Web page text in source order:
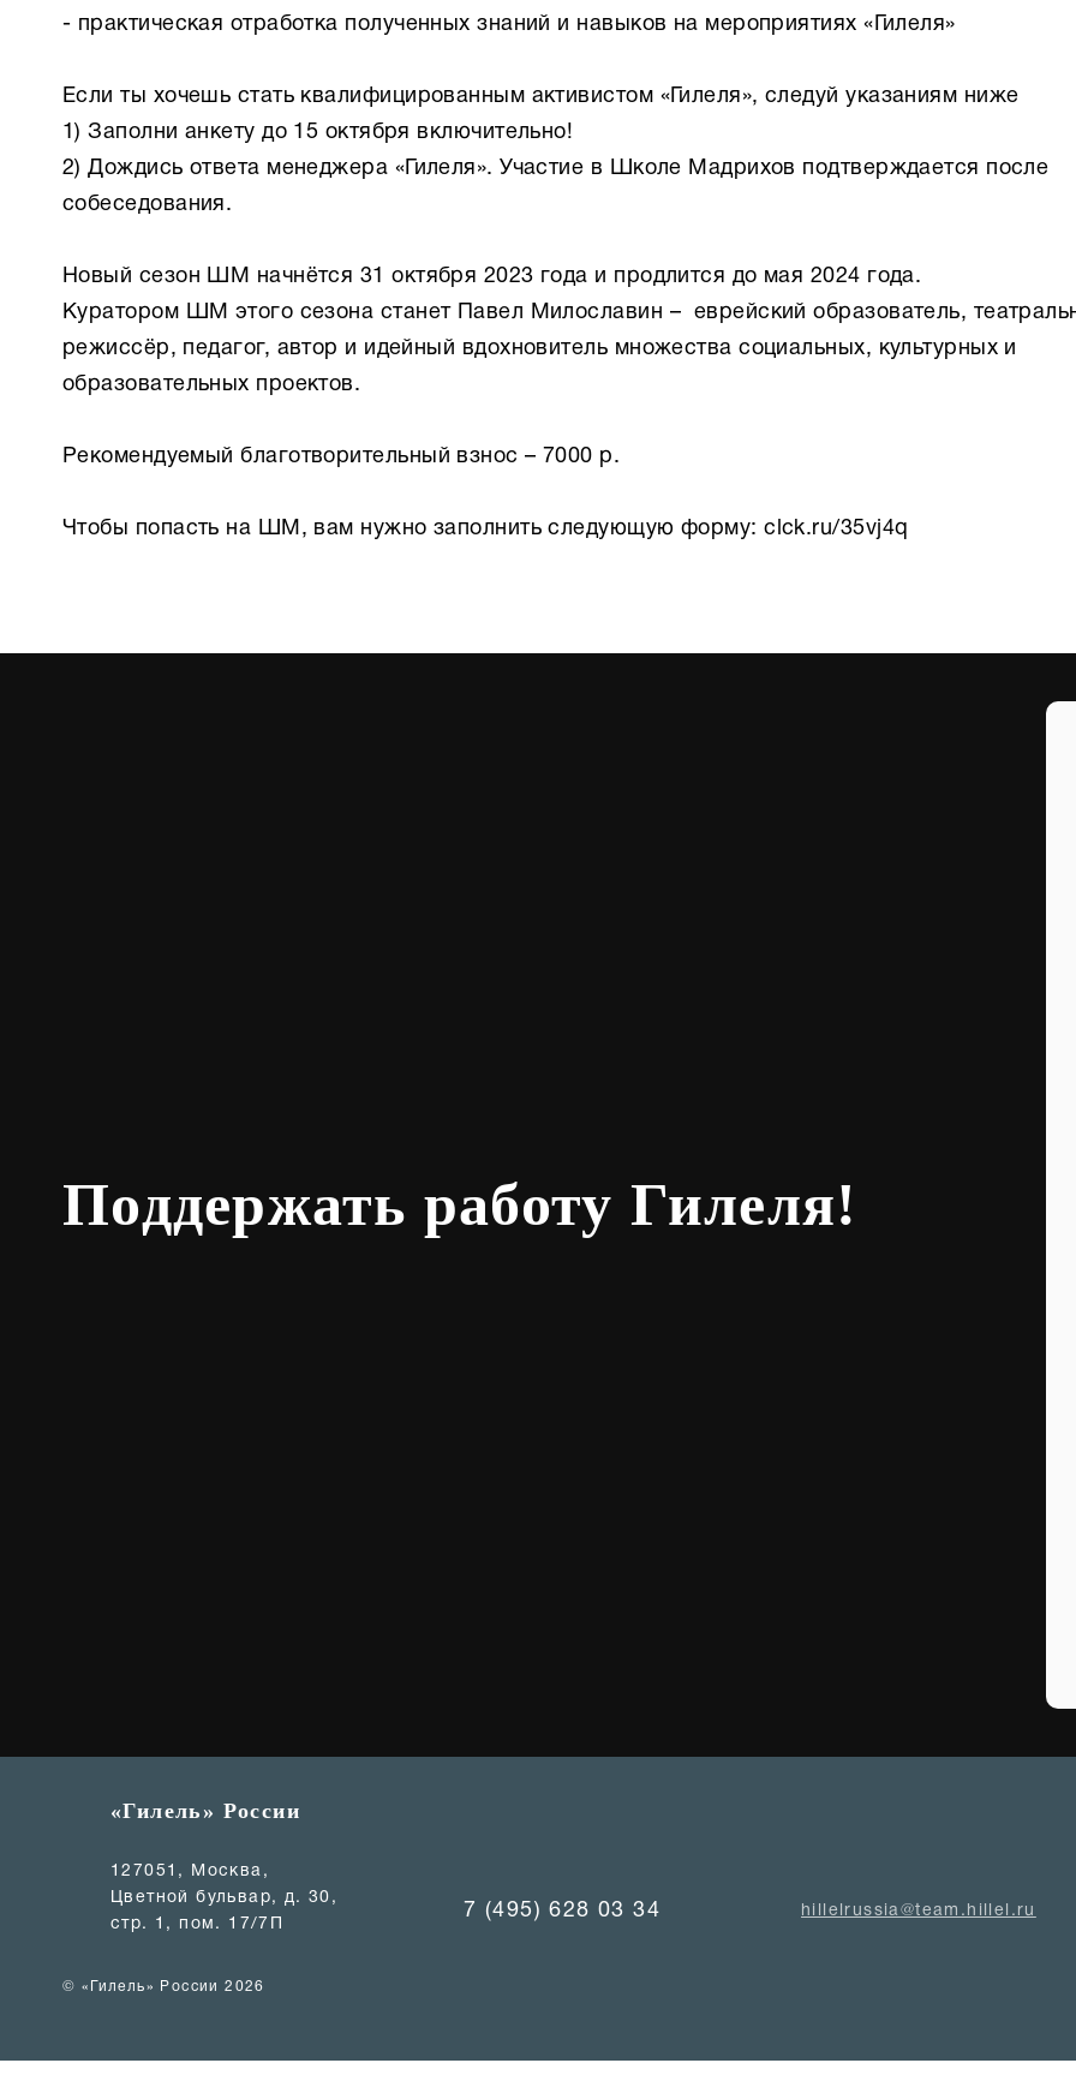
- практическая отработка полученных знаний и навыков на мероприятиях «Гилеля»
Если ты хочешь стать квалифицированным активистом «Гилеля», следуй указаниям ниже
1) Заполни анкету до 15 октября включительно!
2) Дождись ответа менеджера «Гилеля». Участие в Школе Мадрихов подтверждается после
собеседования.
Новый сезон ШМ начнётся 31 октября 2023 года и продлится до мая 2024 года.
Куратором ШМ этого сезона станет Павел Милославин – еврейский образователь,
режиссёр, педагог, автор и идейный вдохновитель множества социальных, культурных и
образовательных проектов.
Рекомендуемый благотворительный взнос – 7000 р.
Чтобы попасть на ШМ, вам нужно заполнить следующую форму: clck.ru/35vj4q
Поддержать работу Гилеля!
«Гилель» России
127051, Москва,
Цветной бульвар, д. 30,
стр. 1, пом. 17/7П
© «Гилель» России 2026
7 (495) 628 03 34 hillelrussia@team.hillel.ru